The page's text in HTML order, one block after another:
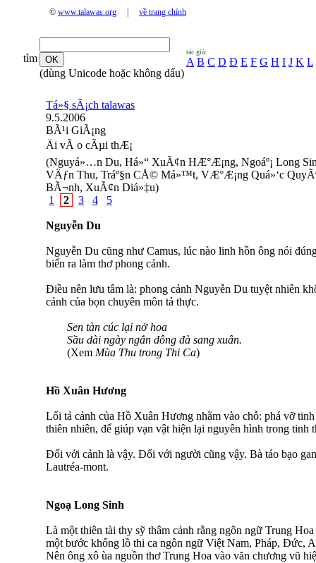
© www.talawas.org về trang chính
tìm
(dùng Unicode hoặc không dấu)
tác giả:
A B C D Đ E F G H I J K L
Tá»§ sÃ¡ch talawas
9.5.2006
BÃ¹i GiÃ¡ng
Äi vÃ o cÃµi thÆ¡
(Nguyá»…n Du, Há»“ XuÃ¢n HÆ°Æ¡ng, Ngoáº¡ Long
VÄƒn Thu, Tráº§n CÅ© Má»™t, VÆ°Æ¡ng Quá»‘c
BÃ¬nh, XuÃ¢n Diá»‡u)
1
2 3 4 5
Nguyễn Du
Nguyễn Du cũng như Camus, lúc nào linh hồn ông nói
biến ra làm thơ phong cảnh.
Điều nên lưu tâm là: phong cảnh Nguyễn Du tuyệt nhiên
cảnh của bọn chuyên môn tả thực.
Sen tàn cúc lại nở hoa
Sầu dài ngày ngắn đông đà sang xuân.
(Xem Mùa Thu trong Thi Ca)
Hồ Xuân Hương
Lối tả cảnh của Hồ Xuân Hương nhằm vào chỗ: phá vỡ
thiên nhiên, để giúp vạn vật hiện lại nguyên hình trong tinh
Đối với cảnh là vậy. Đối với người cũng vậy. Bà táo bạo
Lautréa-mont.
Ngoạ Long Sinh
Là một thiên tài thy sỹ thâm cảnh rằng ngôn ngữ Trung
một bước khổng lồ thi ca ngôn ngữ Việt Nam, Pháp, Đức,
Nên ông xô ùa nguồn thơ Trung Hoa vào văn chương vũ